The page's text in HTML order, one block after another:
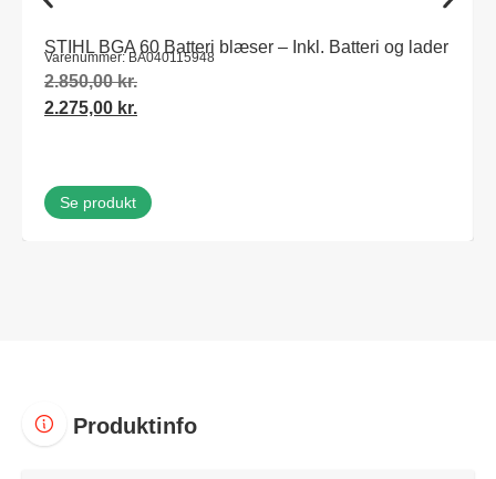
STIHL BGA 60 Batteri blæser – Inkl. Batteri og lader
Varenummer: BA040115948
2.850,00kr.
2.275,00 kr.
Se produkt
Produktinfo